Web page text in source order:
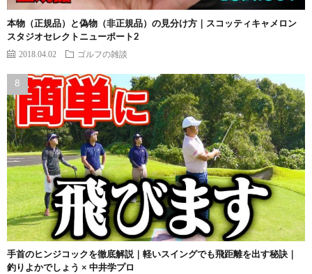
本物（正規品）と偽物（非正規品）の見分け方｜スコッティキャメロン
スタジオセレクトニューポート2
2018.04.02 ゴルフの雑談
手首のヒンジコックを徹底解説｜軽いスイングでも飛距離を出す秘訣｜
釣りよかでしょう × 中井学プロ